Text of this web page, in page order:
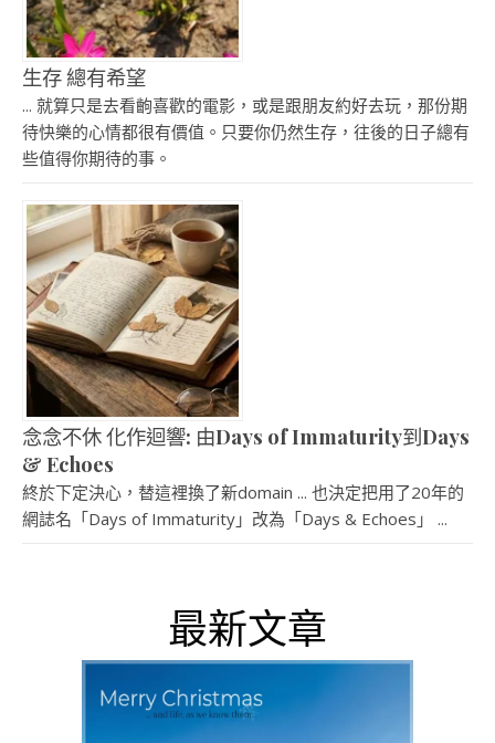
生存 總有希望
... 就算只是去看齣喜歡的電影，或是跟朋友約好去玩，那份期
待快樂的心情都很有價值。只要你仍然生存，往後的日子總有
些值得你期待的事。
念念不休 化作迴響: 由Days of Immaturity到Days
& Echoes
終於下定決心，替這裡換了新domain ... 也決定把用了20年的
網誌名「Days of Immaturity」改為「Days & Echoes」 ...
最新文章